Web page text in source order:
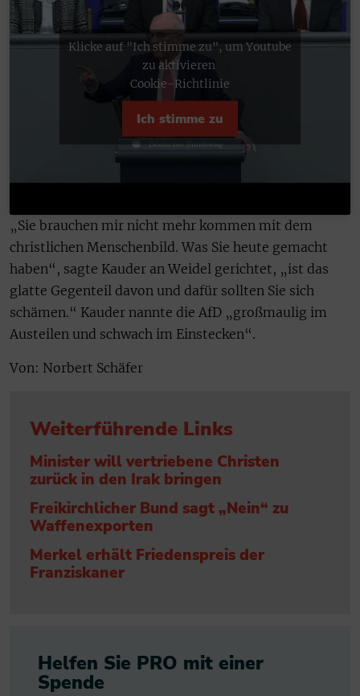
Klicke auf "Ich stimme zu", um Youtube
zu aktivieren
Cookie-Richtlinie
Ich stimme zu
„Sie brauchen mir nicht mehr kommen mit dem
christlichen Menschenbild. Was Sie heute gemacht
haben“, sagte Kauder an Weidel gerichtet, „ist das
glatte Gegenteil davon und dafür sollten Sie sich
schämen.“ Kauder nannte die AfD „großmaulig im
Austeilen und schwach im Einstecken“.
Von: Norbert Schäfer
Weiterführende Links
Minister will vertriebene Christen
zurück in den Irak bringen
Freikirchlicher Bund sagt „Nein“ zu
Waffenexporten
Merkel erhält Friedenspreis der
Franziskaner
Helfen Sie PRO mit einer
Spende